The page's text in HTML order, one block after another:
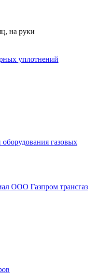
на руки
уплотнений
газовых
ООО Газпром трансгаз